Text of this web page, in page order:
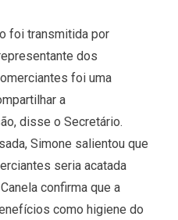
foi transmitida por
dos
foi uma
a
disse o Secretário.
Simone salientou que
seria acatada
confirma que a
como higiene do